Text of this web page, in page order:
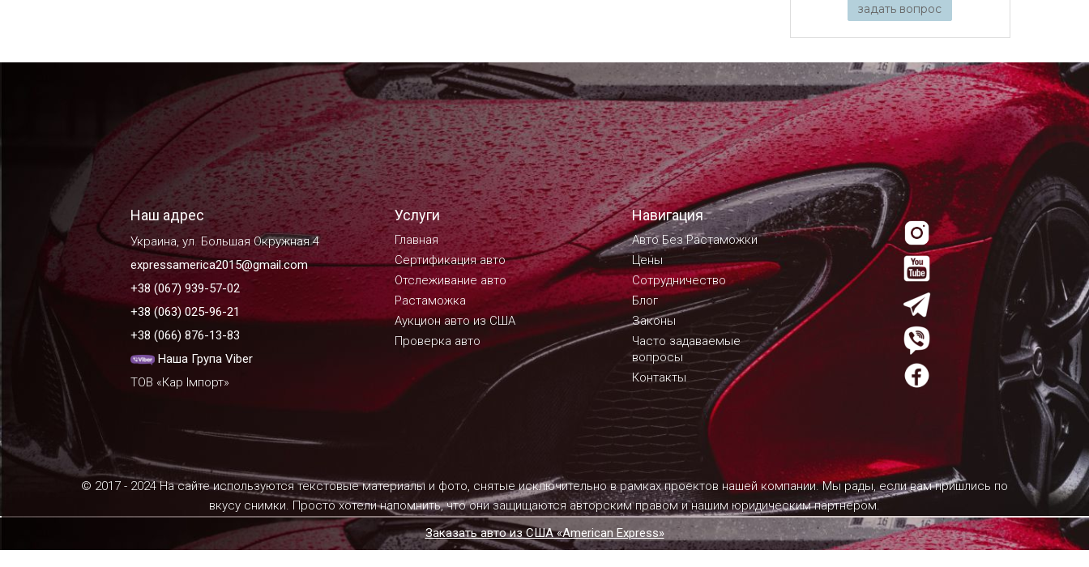
задать вопрос
Наш адрес
Украина, ул. Большая Окружная 4
expressamerica2015@gmail.com
+38 (067) 939-57-02
+38 (063) 025-96-21
+38 (066) 876-13-83
Наша Група Viber
ТОВ «Кар Імпорт»
Услуги
Главная
Сертификация авто
Отслеживание авто
Растаможка
Аукцион авто из США
Проверка авто
Навигация
Авто Без Растаможки
Цены
Сотрудничество
Блог
Законы
Часто задаваемые
вопросы
Контакты
© 2017 - 2024 На сайте используются текстовые материалы и фото, снятые исключительно в рамках проектов нашей компании. Мы рады, если вам пришлись по
вкусу снимки. Просто хотели напомнить, что они защищаются авторским правом и нашим юридическим партнером.
Заказать авто из США «American Express»